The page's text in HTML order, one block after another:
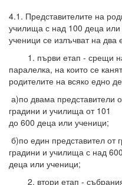
4.1. Представителите на
училища с над 100 деца или
ученици се излъчват на два
1. първи етап - срещи на
паралелка, на които се канят
родителите на всяко едно
а)по двама представители
градини и училища от 101
до 600 деца или ученици;
б)по един представител от
градини и училища с над 600
деца или ученици;
2. втори етап - събрания